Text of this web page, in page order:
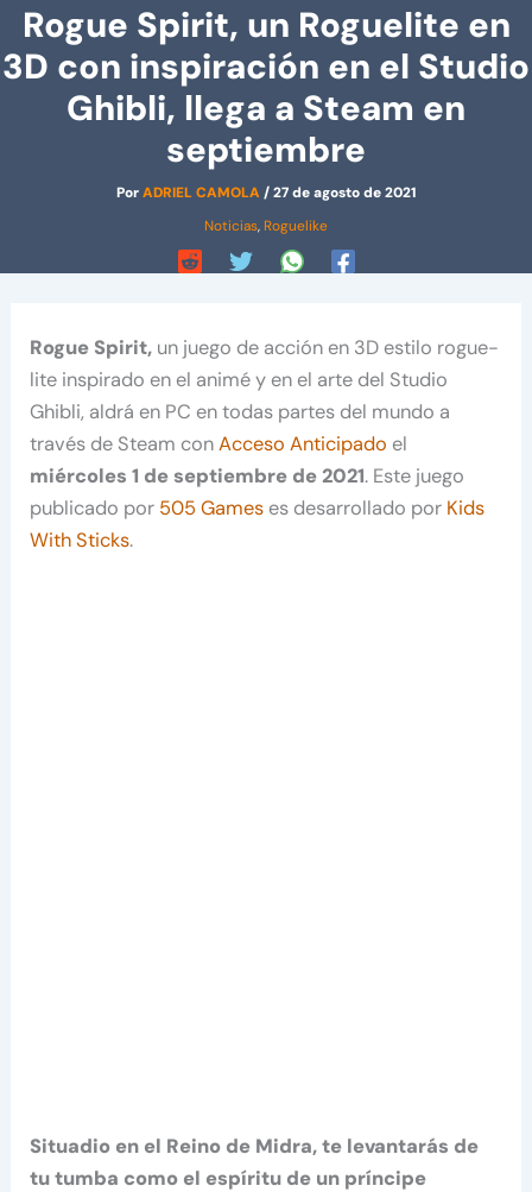
Rogue Spirit, un Roguelite en
3D con inspiración en el Studio
Ghibli, llega a Steam en
septiembre
PorADRIEL CAMOLA/27 de agosto de 2021
Noticias, Roguelike
Rogue Spirit, un juego de acción en 3D estilo rogue-
lite inspirado en el animé y en el arte del Studio
Ghibli, aldrá en PC en todas partes del mundo a
través de Steam conAcceso Anticipado el
miércoles 1 de septiembre de 2021. Este juego
publicado por 505 Games es desarrollado por Kids
With Sticks.
Situadio en el Reino de Midra, te levantarás de
tu tumba como el espíritu de un príncipe